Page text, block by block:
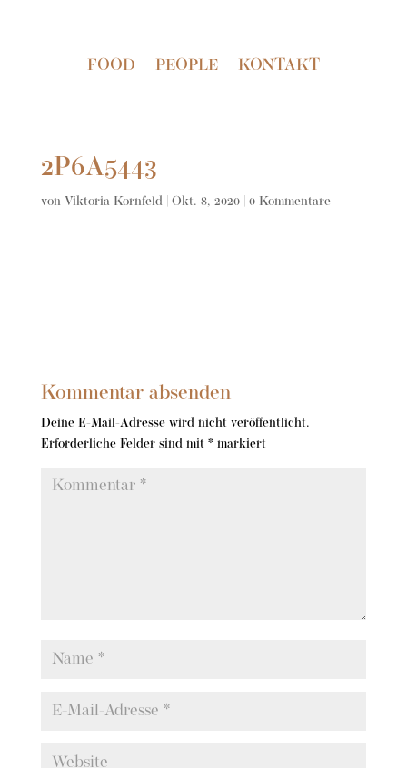
FOOD PEOPLE KONTAKT
2P6A5443
von Viktoria Kornfeld| Okt. 8, 2020| 0 Kommentare
Kommentar absenden
Deine E-Mail-Adresse wird nicht veröffentlicht.
Erforderliche Felder sind mit *markiert